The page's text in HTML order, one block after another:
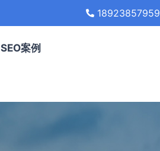
18923857959
SEO案例